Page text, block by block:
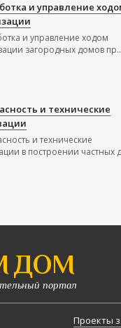
и управление
и управление ходом
загородных домов
и технические
и технические
в построении частных
ДОМ
портал
Проекты